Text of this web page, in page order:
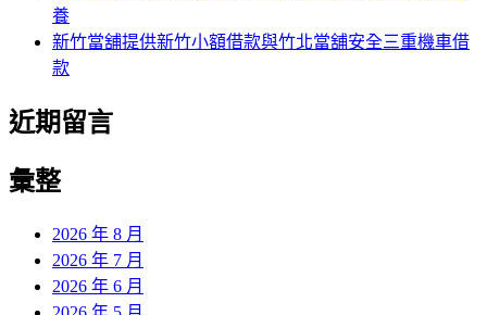
養
新竹當舖提供新竹小額借款與竹北當舖安全三重機車借
款
近期留言
彙整
2026 年 8 月
2026 年 7 月
2026 年 6 月